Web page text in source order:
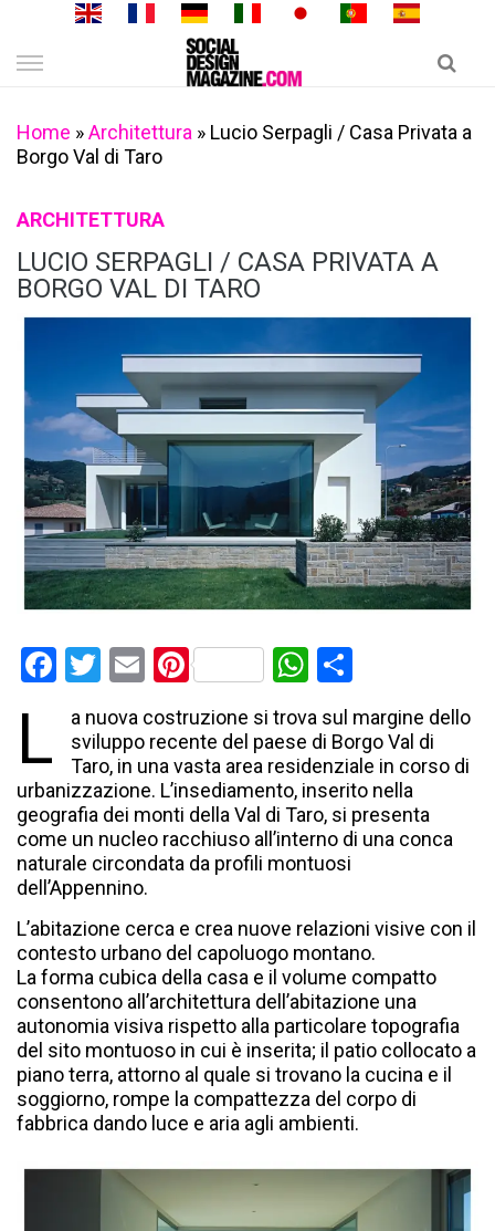
to
Home »Architettura » Lucio Serpagli / Casa Privata a
Borgo Val di Taro
ARCHITETTURA
LUCIO SERPAGLI / CASA PRIVATA A
BORGO VAL DI TARO
Facebook
Twitter
EmailPinterestWhatsApp
L
a nuova costruzione si trova sul margine dello
sviluppo recente del paese di Borgo Val di
Taro, in una vasta area residenziale in corso di
urbanizzazione. L’insediamento, inserito nella
geografia dei monti della Val di Taro, si presenta
come un nucleo racchiuso all’interno di una conca
naturale circondata da profili montuosi
dell’Appennino.
L’abitazione cerca e crea nuove relazioni visive con il
contesto urbano del capoluogo montano.
La forma cubica della casa e il volume compatto
consentono all’architettura dell’abitazione una
autonomia visiva rispetto alla particolare topografia
del sito montuoso in cui è inserita; il patio collocato a
piano terra, attorno al quale si trovano la cucina e il
soggiorno, rompe la compattezza del corpo di
fabbrica dando luce e aria agli ambienti.